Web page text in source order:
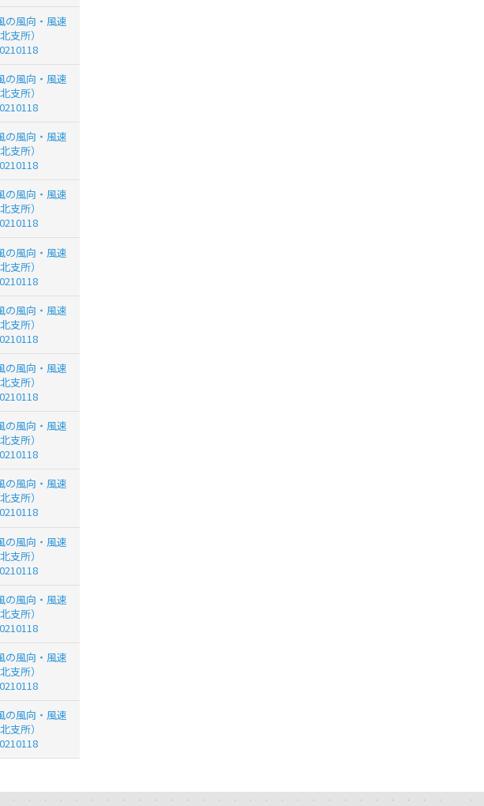
の風向・風速
支所）
の風向・風速
支所）
の風向・風速
支所）
の風向・風速
支所）
の風向・風速
支所）
の風向・風速
支所）
の風向・風速
支所）
の風向・風速
支所）
の風向・風速
支所）
の風向・風速
支所）
の風向・風速
支所）
の風向・風速
支所）
の風向・風速
支所）